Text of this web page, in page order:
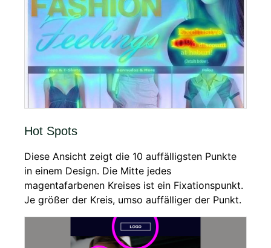
Hot Spots
Diese Ansicht zeigt die 10 auffälligsten Punkte
in einem Design. Die Mitte jedes
magentafarbenen Kreises ist ein Fixationspunkt.
Je größer der Kreis, umso auffälliger der Punkt.